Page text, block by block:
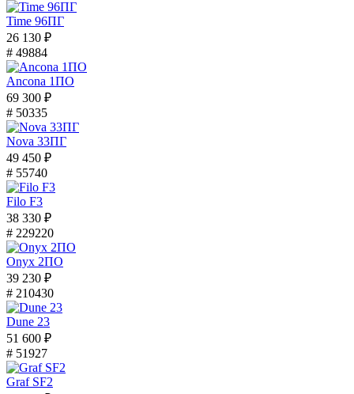
Time 96ПГ
26 130 ₽
# 49884
Ancona 1ПО
69 300 ₽
# 50335
Nova 33ПГ
49 450 ₽
# 55740
Filo F3
38 330 ₽
# 229220
Onyx 2ПО
39 230 ₽
# 210430
Dune 23
51 600 ₽
# 51927
Graf SF2